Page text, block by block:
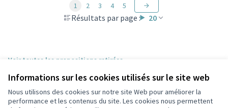
Informations sur les cookies utilisés sur le site web
Nous utilisons des cookies sur notre site Web pour améliorer la
performance et les contenus du site. Les cookies nous permettent
Résultats par page : 20
1 2 3 4 5
Voir toutes les propositions retirées
Conditions d'utilisation
Paramètres des cookies